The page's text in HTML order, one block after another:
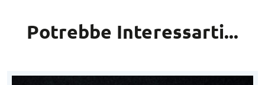
Potrebbe Interessarti...